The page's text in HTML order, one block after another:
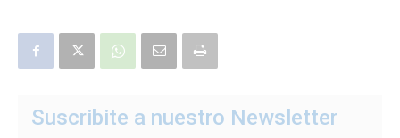
Suscribite a nuestro Newsletter